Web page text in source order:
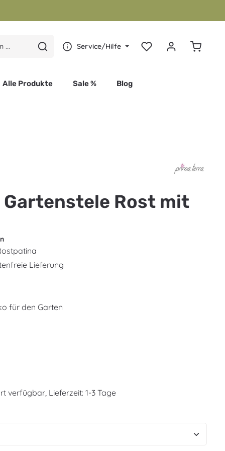
Service/Hilfe
Alle Produkte Sale % Blog
Gartenstele Rost mit
Lieferung
für den Garten
verfügbar, Lieferzeit: 1-3 Tage